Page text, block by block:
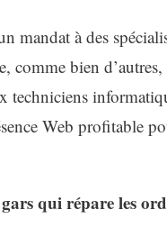
mandat à des
comme bien
techniciens
Web profitable
qui répare les